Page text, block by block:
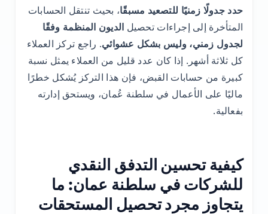
حدد جدولًا زمنيًا للتصعيد مسبقًا، بحيث تنتقل الحسابات
المتأخرة إلى إجراءات تحصيل الديون المنظمة وفقًا
لجدول زمني، وليس بشكل عشوائي. راجع تركز العملاء
كل ثلاثة أشهر. إذا كان عدد قليل من العملاء يمثل نسبة
كبيرة من حسابات القبض، فإن هذا التركز يُشكل خطرًا
ماليًا على الأعمال في سلطنة عُمان، ويستحق إدارته
بفعالية.
كيفية تحسين التدفق النقدي
للشركات في سلطنة عمان: ما
يتجاوز مجرد تحصيل المستحقات